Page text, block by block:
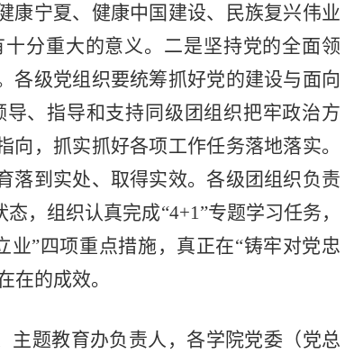
康宁夏、健康中国建设、民族复兴伟业
分重大的意义。二是坚持党的全面领
各级党组织要统筹抓好党的建设与面向
、指导和支持同级团组织把牢政治方
，抓实抓好各项工作任务落地落实。
落到实处、取得实效。各级团组织负责
，组织认真完成“4+1”专题学习任务，
”四项重点措施，真正在“铸牢对党忠
在的成效。
主题教育办负责人，各学院党委（党总